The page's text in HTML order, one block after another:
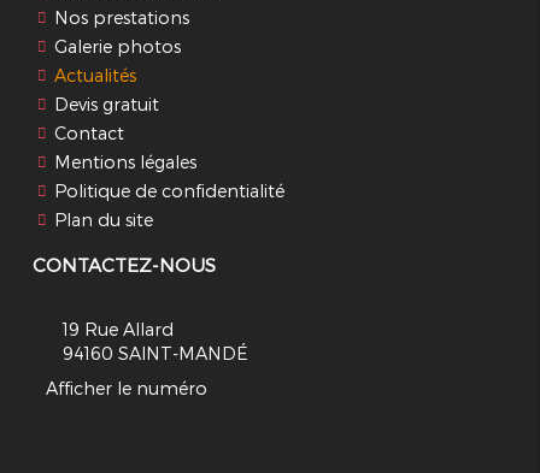
Nos prestations
Galerie photos
Actualités
Devis gratuit
Contact
Mentions légales
Politique de confidentialité
Plan du site
CONTACTEZ-NOUS
19 Rue Allard
94160 SAINT-MANDÉ
Afficher le numéro